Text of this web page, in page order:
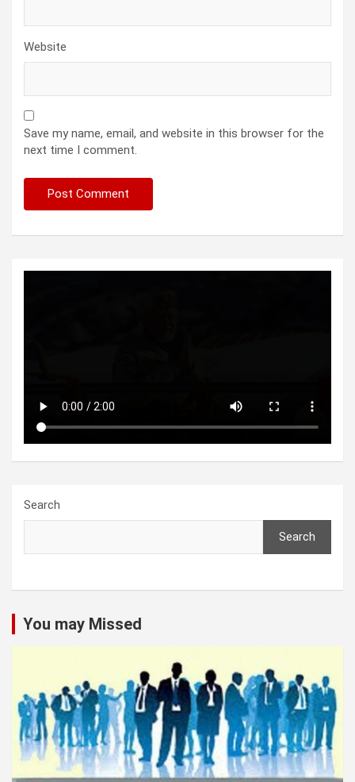
Website
Save my name, email, and website in this browser for the
next time I comment.
Search
Search
You may Missed